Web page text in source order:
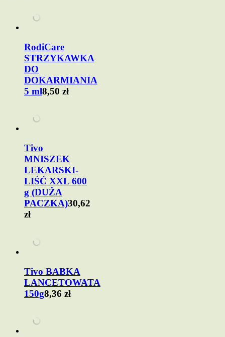
RodiCare
STRZYKAWKA
DO
DOKARMIANIA
5 ml8,50 zł
Tivo
MNISZEK
LEKARSKI-
LIŚĆ XXL 600
g (DUŻA
PACZKA)30,62
zł
Tivo BABKA
LANCETOWATA
150g8,36 zł